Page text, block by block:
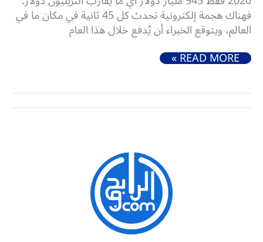
فهناك هجمة إلكترونية تحدث كل 45 ثانية في مكان ما في
العالم، ويتوقع الخبراء أن يُدفع خلال هذا العام
ما هو الأمن السيبراني وأهميته وأنواعه والهجمات التي يتصدى لها
READ MORE »